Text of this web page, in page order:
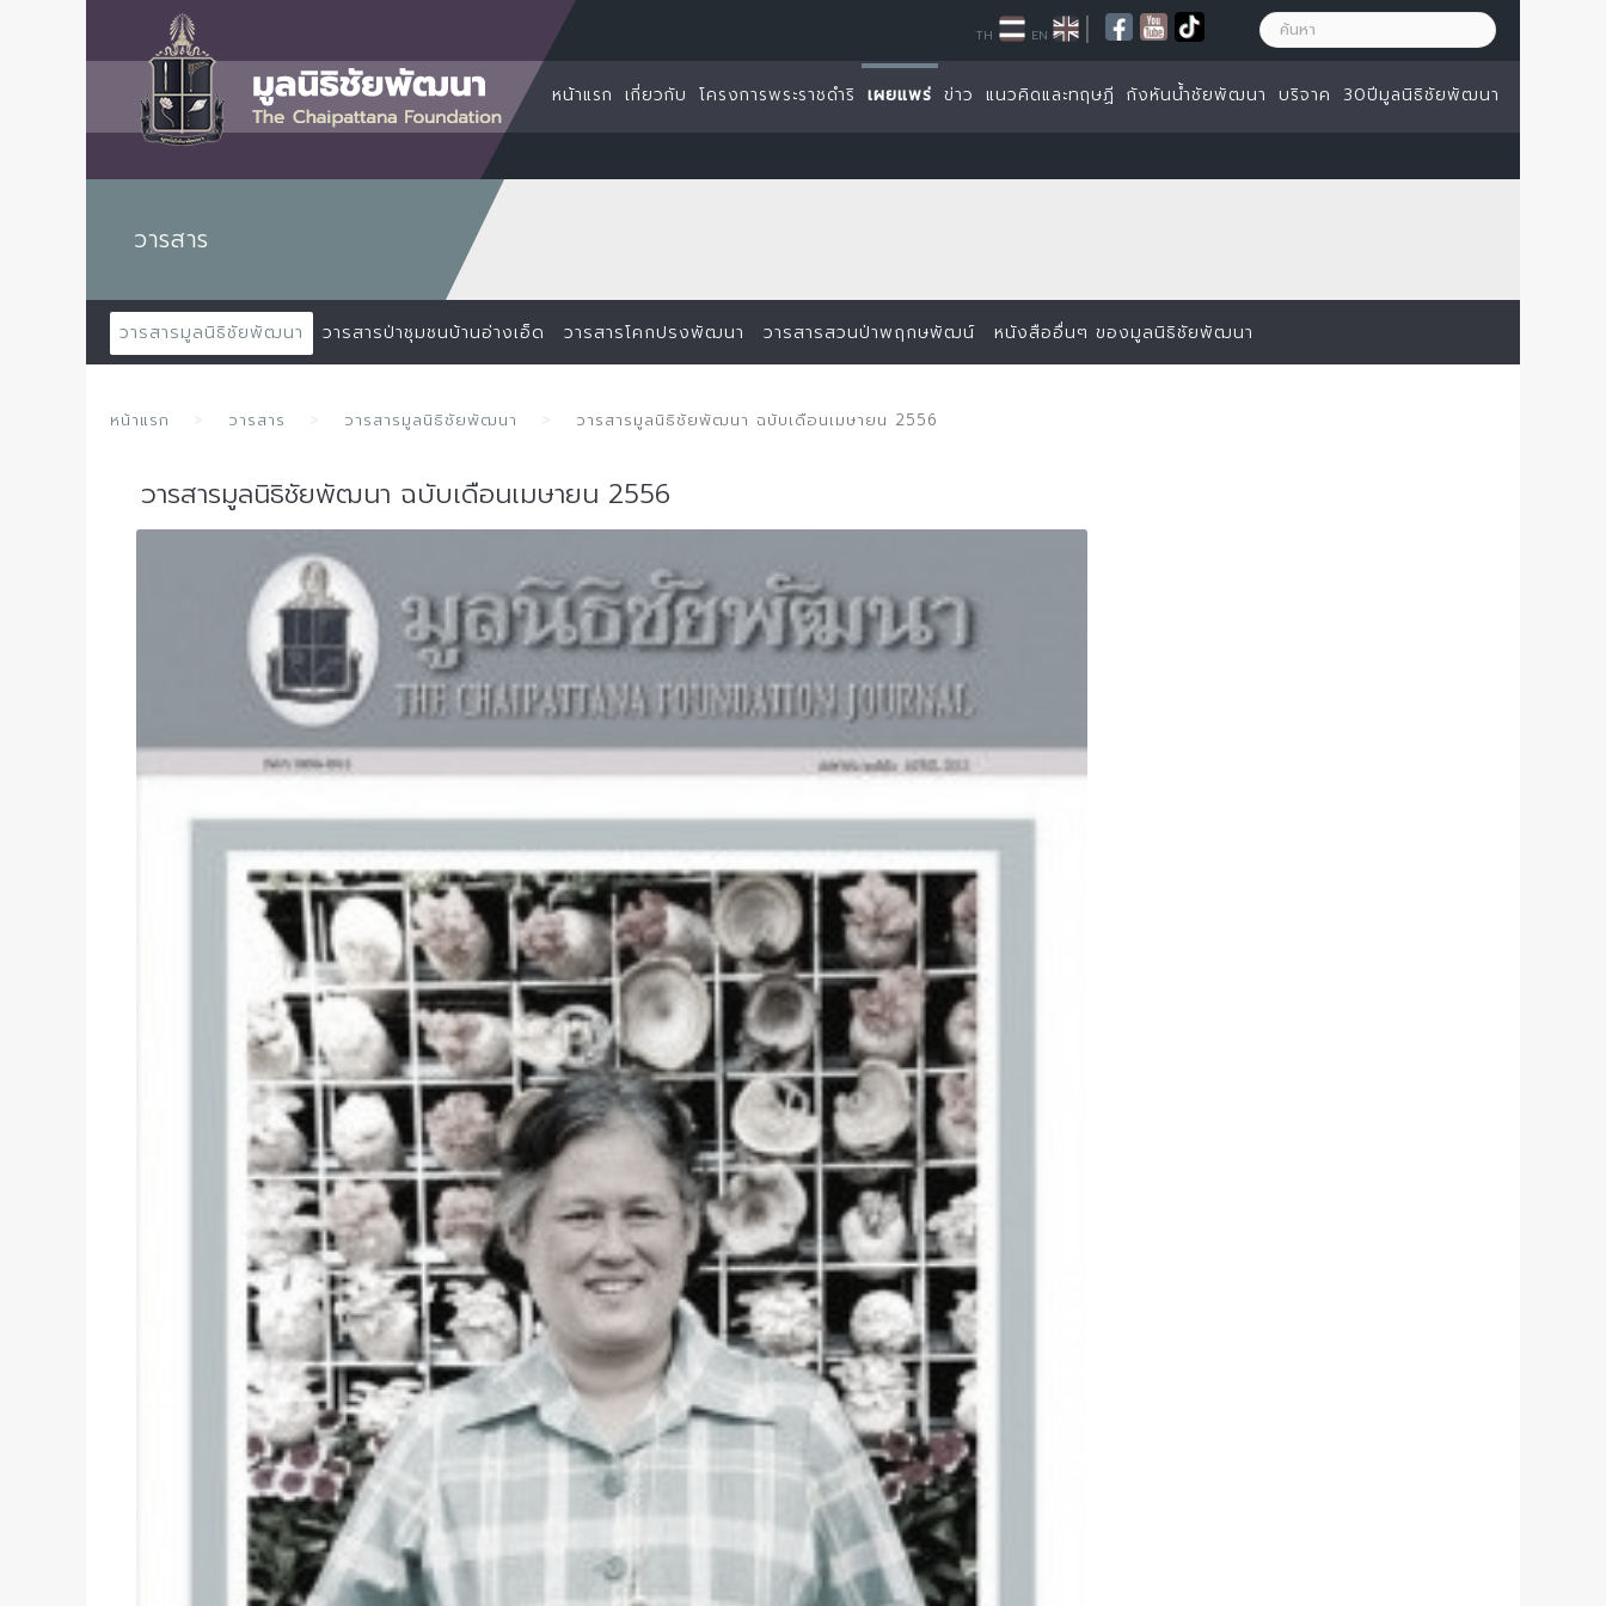
หน้าแรก เกี่ยวกับ โครงการพระราชดำริ เผยแพร่ ข่าว แนวคิดและทฤษฏี กังหันน้ำชัยพัฒนา บริจาค 30ปีมูลนิธิชัยพัฒนา
TH EN |
วารสาร
วารสารมูลนิธิชัยพัฒนา วารสารป่าชุมชนบ้านอ่างเอ็ด วารสารโคกปรงพัฒนา วารสารสวนป่าพฤกษพัฒน์ หนังสืออื่นๆ ของมูลนิธิชัยพัฒนา
หน้าแรก วารสาร วารสารมูลนิธิชัยพัฒนา วารสารมูลนิธิชัยพัฒนา ฉบับเดือนเมษายน 2556
วารสารมูลนิธิชัยพัฒนา ฉบับเดือนเมษายน 2556